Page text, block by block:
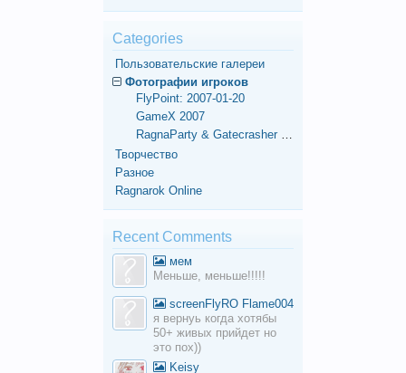
Categories
Пользовательские галереи
Фотографии игроков
FlyPoint: 2007-01-20
GameX 2007
Творчество
Разное
Ragnarok Online
Recent Comments
мем
Меньше, меньше!!!!!
screenFlyRO Flame004
я вернуь когда хотябы
50+ живых прийдет но
это пох))
Keisy